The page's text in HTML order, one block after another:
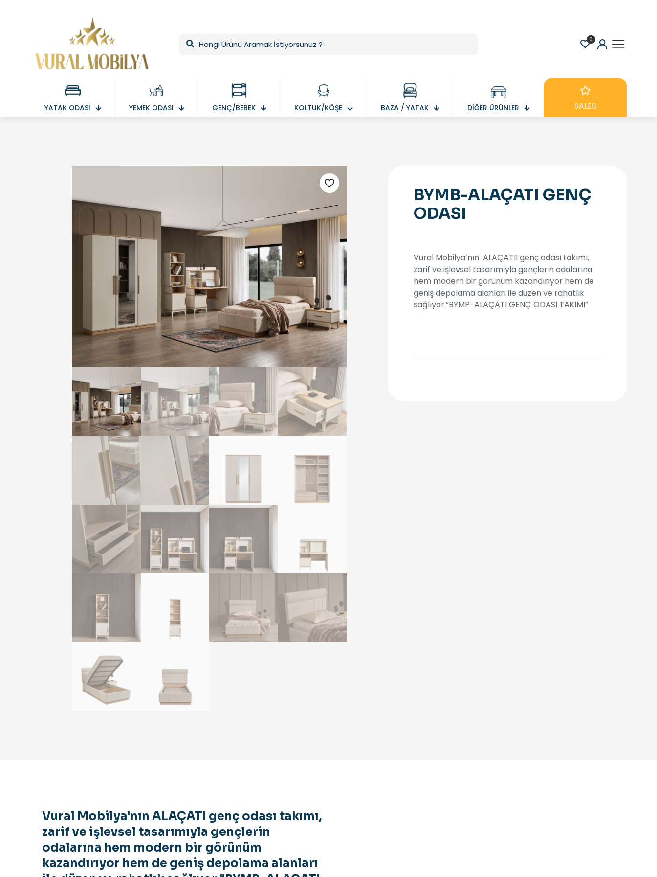
0
YATAK ODASI YEMEK ODASI GENÇ/BEBEK KOLTUK/KÖŞE BAZA / YATAK DİĞER ÜRÜNLER SALES
BYMB-ALAÇATI GENÇ
ODASI
Vural Mobilya’nın ALAÇATII genç odası takımı,
zarif ve işlevsel tasarımıyla gençlerin odalarına
hem modern bir görünüm kazandırıyor hem de
geniş depolama alanları ile düzen ve rahatlık
sağlıyor.”BYMP-ALAÇATI GENÇ ODASI TAKIMI”
Vural Mobilya'nın ALAÇATI genç odası takımı,
zarif ve işlevsel tasarımıyla gençlerin
odalarına hem modern bir görünüm
kazandırıyor hem de geniş depolama alanları